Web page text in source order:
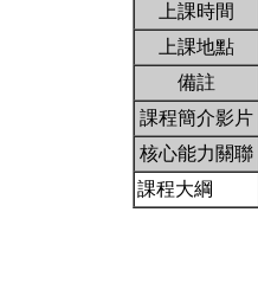
上課時間
上課地點
備註
課程簡介影片
核心能力關聯
課程大綱